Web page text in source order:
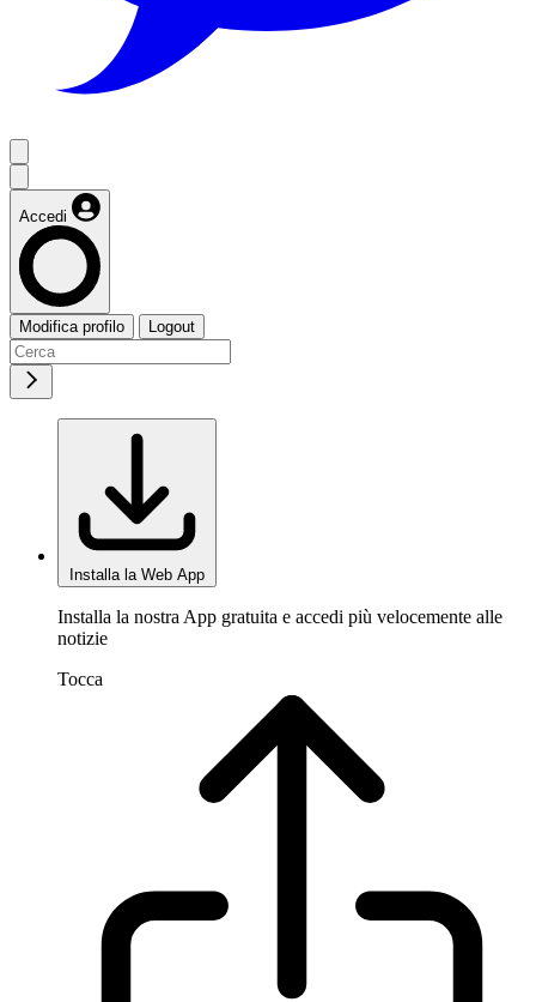
Accedi
Modifica profilo Logout
Installa la Web App
Installa la nostra App gratuita e accedi più velocemente alle
notizie
Tocca